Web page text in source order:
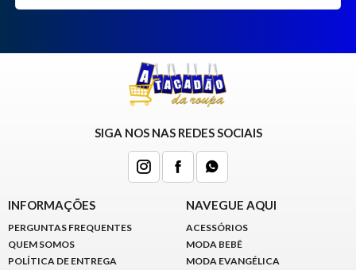
SIGA NOS NAS REDES SOCIAIS
INFORMAÇÕES
PERGUNTAS FREQUENTES
QUEM SOMOS
POLÍTICA DE ENTREGA
NAVEGUE AQUI
ACESSÓRIOS
MODA BEBÊ
MODA EVANGÉLICA